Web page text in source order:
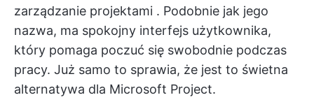
zarządzanie projektami . Podobnie jak jego
nazwa, ma spokojny interfejs użytkownika,
który pomaga poczuć się swobodnie podczas
pracy. Już samo to sprawia, że jest to świetna
alternatywa dla Microsoft Project.